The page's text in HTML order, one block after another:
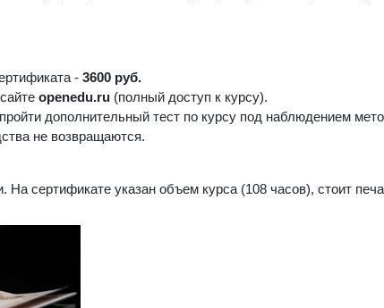
- 3600 руб.
openedu.ru (полный доступ к курсу).
дополнительный тест по курсу под наблюдением
не возвращаются.
сертификате указан объем курса (108 часов), стоит